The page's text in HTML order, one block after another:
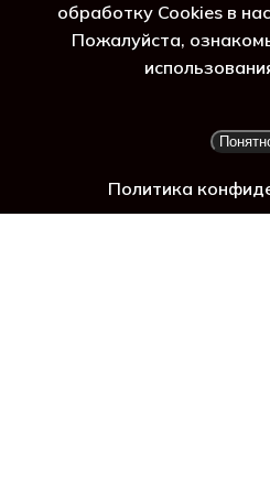
Просмотр корзины
обработку Cookies в
Пожалуйста,
Политика